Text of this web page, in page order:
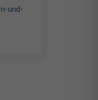
und-